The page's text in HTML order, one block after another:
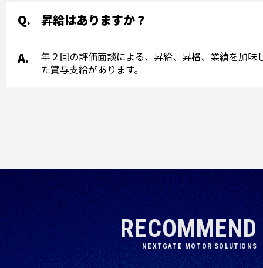
昇給はありますか？
年２回の評価面談による、昇給、昇格、業績を加味
た賞与支給があります。
RECOMMEND
NEXTGATE MOTOR SOLUTIONS